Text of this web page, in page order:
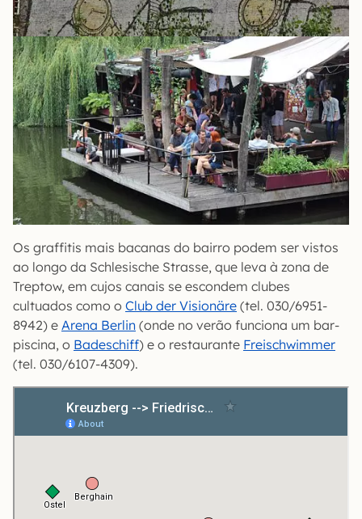
Os graffitis mais bacanas do bairro podem ser vistos
ao longo da Schlesische Strasse, que leva à zona de
Treptow, em cujos canais se escondem clubes
cultuados como o Club der Visionäre (tel. 030/6951-
8942) e Arena Berlin (onde no verão funciona um bar-
piscina, o Badeschiff) e o restaurante Freischwimmer
(tel. 030/6107-4309).